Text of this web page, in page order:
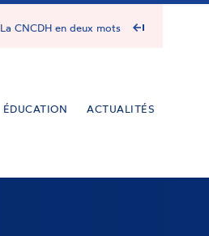
La CNCDH en deux mots
ÉDUCATION ACTUALITÉS